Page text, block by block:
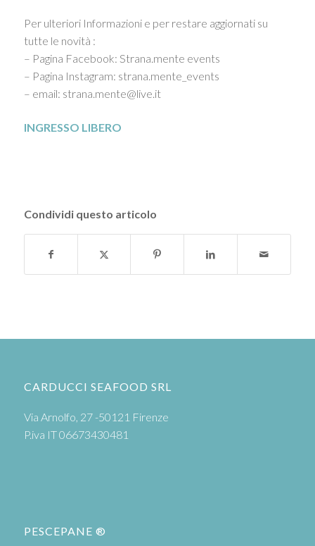
Per ulteriori Informazioni e per restare aggiornati su
tutte le novità :
– Pagina Facebook: Strana.mente events
– Pagina Instagram: strana.mente_events
– email: strana.mente@live.it
INGRESSO LIBERO
Condividi questo articolo
CARDUCCI SEAFOOD SRL
Via Arnolfo, 27 -50121 Firenze
P.iva IT 06673430481
PESCEPANE ®